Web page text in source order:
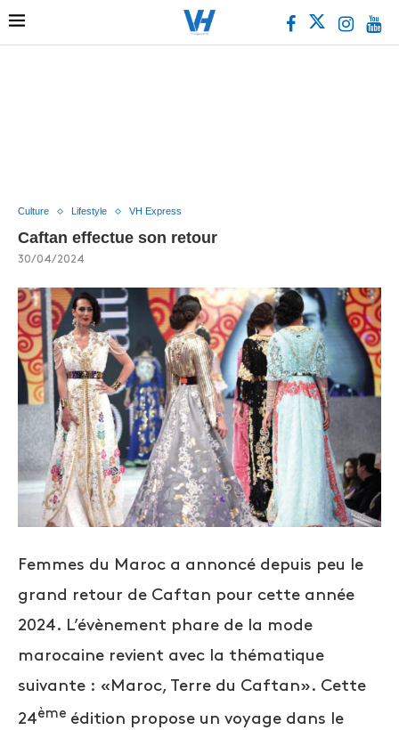
Culture Lifestyle VH Express
Caftan effectue son retour
30/04/2024
Femmes du Maroc a annoncé depuis peu le
grand retour de Caftan pour cette année
2024. L’évènement phare de la mode
marocaine revient avec la thématique
suivante : «Maroc, Terre du Caftan». Cette
24ème édition propose un voyage dans le